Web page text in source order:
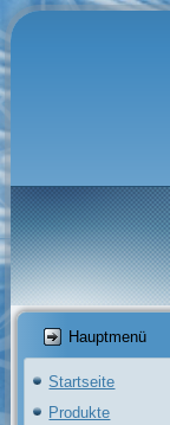
Hauptmenü
Startseite
Produkte